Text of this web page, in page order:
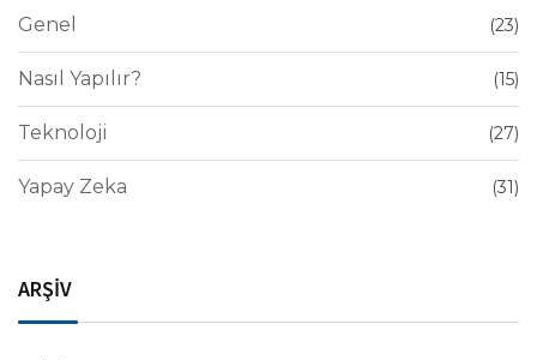
Genel (23)
Nasıl Yapılır? (15)
Teknoloji (27)
Yapay Zeka (31)
ARŞİV